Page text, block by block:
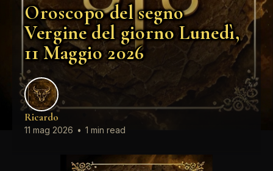
Oroscopo del segno
Vergine del giorno Lunedì,
11 Maggio 2026
Ricardo
11 mag 2026 • 1 min read